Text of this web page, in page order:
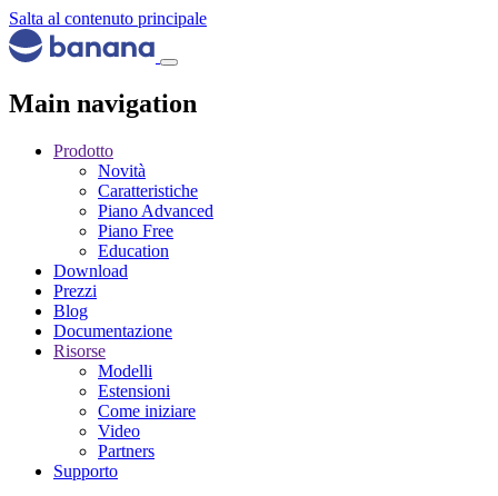
Salta al contenuto principale
Main navigation
Prodotto
Novità
Caratteristiche
Piano Advanced
Piano Free
Education
Download
Prezzi
Blog
Documentazione
Risorse
Modelli
Estensioni
Come iniziare
Video
Partners
Supporto